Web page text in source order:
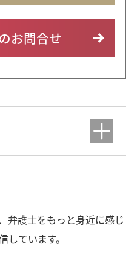
お問合せ
弁護士をもっと身近に感じ
しています。